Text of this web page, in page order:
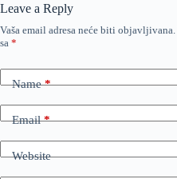
Leave a Reply
Vaša email adresa neće biti objavljivana.
sa *
Name*
Email*
Website